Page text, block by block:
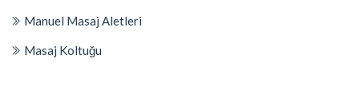
Manuel Masaj Aletleri
Masaj Koltuğu